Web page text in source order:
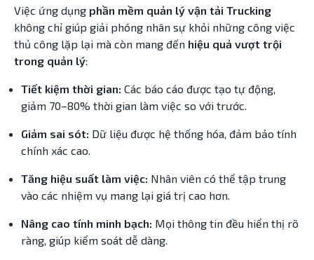
Việc ứng dụng phần mềm quản lý vận tải Trucking
không chỉ giúp giải phóng nhân sự khỏi những công việc
thủ công lặp lại mà còn mang đến hiệu quả vượt trội
trong quản lý:
Tiết kiệm thời gian: Các báo cáo được tạo tự động,
giảm 70–80% thời gian làm việc so với trước.
Giảm sai sót: Dữ liệu được hệ thống hóa, đảm bảo tính
chính xác cao.
Tăng hiệu suất làm việc: Nhân viên có thể tập trung
vào các nhiệm vụ mang lại giá trị cao hơn.
Nâng cao tính minh bạch: Mọi thông tin đều hiển thị rõ
ràng, giúp kiểm soát dễ dàng.